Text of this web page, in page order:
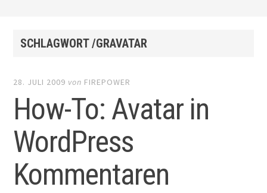
SCHLAGWORT /GRAVATAR
28. JULI 2009 von FIREPOWER
How-To: Avatar in
WordPress
Kommentaren